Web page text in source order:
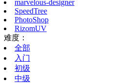
marvelous-designer
SpeedTree
PhotoShop
RizomUV
难度：
全部
入门
初级
中级